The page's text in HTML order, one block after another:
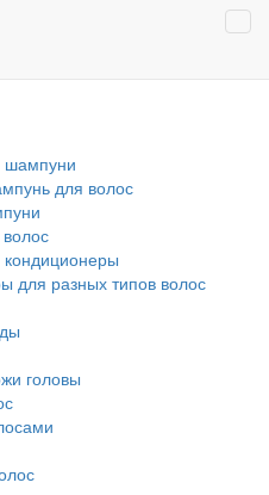
шампуни
для волос
для разных типов волос
головы